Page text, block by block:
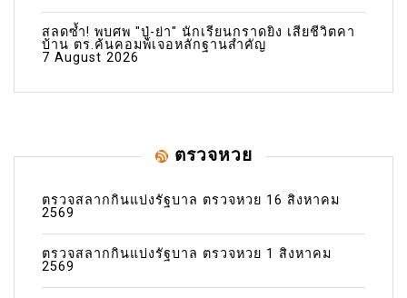
สลดซ้ำ! พบศพ "ปู่-ย่า" นักเรียนกราดยิง เสียชีวิตคา
บ้าน ตร.ค้นคอมพ์เจอหลักฐานสำคัญ
7 August 2026
ตรวจหวย
ตรวจสลากกินแบ่งรัฐบาล ตรวจหวย 16 สิงหาคม
2569
ตรวจสลากกินแบ่งรัฐบาล ตรวจหวย 1 สิงหาคม
2569